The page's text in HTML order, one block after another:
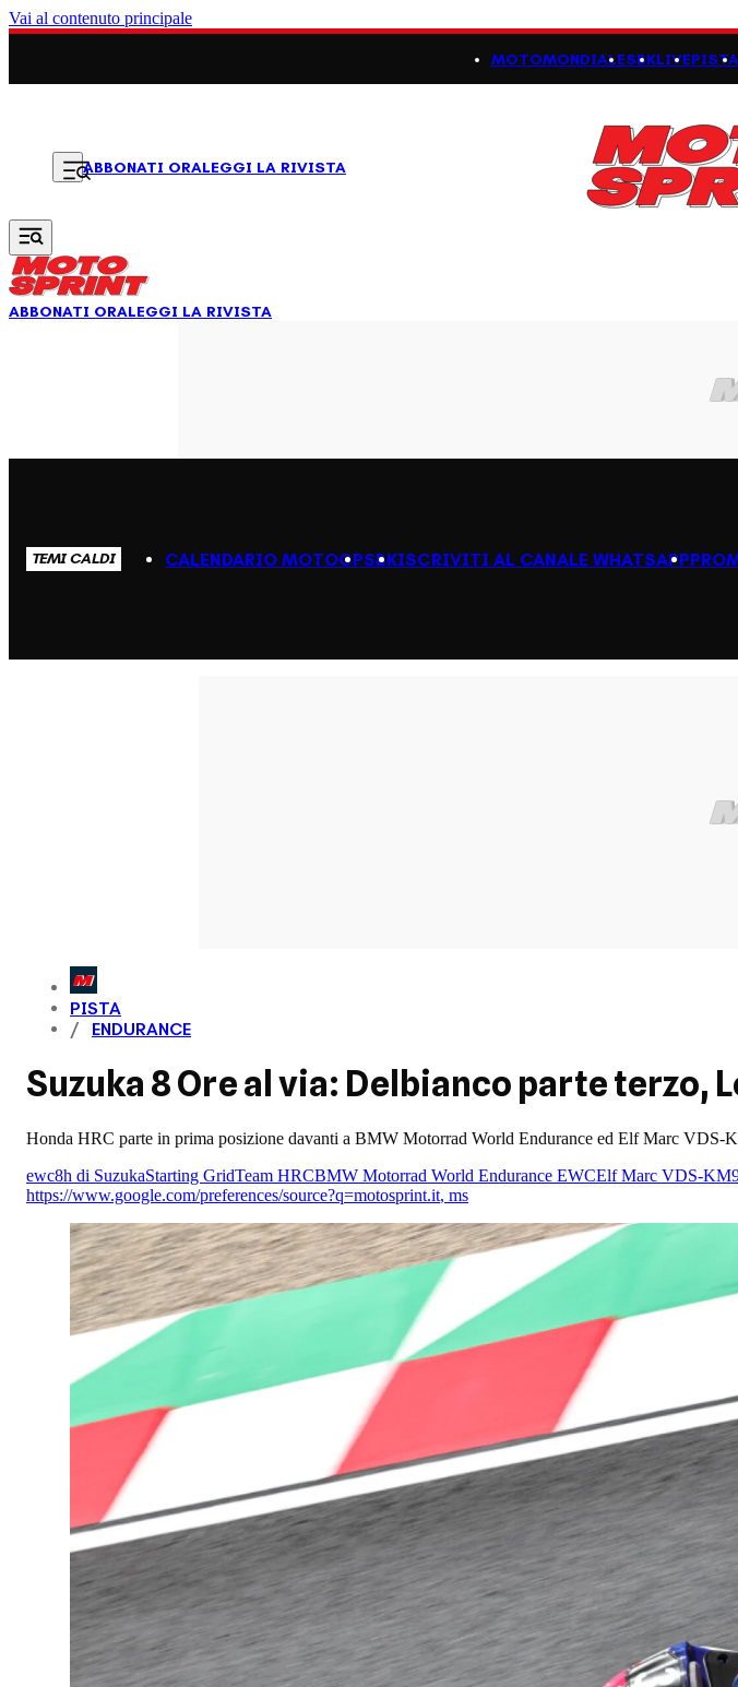
Vai al contenuto principale
MOTOMONDIALESBKLIVEPISTA
ABBONATI ORALEGGI LA RIVISTA
ABBONATI ORALEGGI LA RIVISTA
TEMI CALDI CALENDARIO MOTOGPSBKISCRIVITI AL CANALE WHATSAPP
PISTA
ENDURANCE
Suzuka 8 Ore al via: Delbianco parte terzo,
Honda HRC parte in prima posizione davanti a BMW Motorrad World Endurance ed Elf Marc VDS-
ewc8h di SuzukaStarting GridTeam HRCBMW Motorrad World Endurance EWCElf Marc VDS-
https://www.google.com/preferences/source?q=motosprint.it, ms